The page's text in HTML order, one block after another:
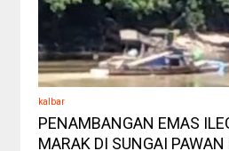
kalbar
PENAMBANGAN EMAS
MARAK DI SUNGAI